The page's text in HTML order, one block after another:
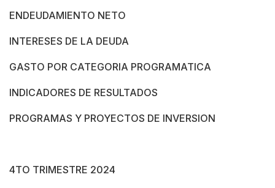
ENDEUDAMIENTO NETO
INTERESES DE LA DEUDA
GASTO POR CATEGORIA PROGRAMATICA
INDICADORES DE RESULTADOS
PROGRAMAS Y PROYECTOS DE INVERSION
4TO TRIMESTRE 2024